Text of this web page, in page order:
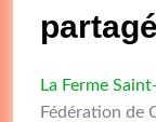
La Ferme
Fédération de